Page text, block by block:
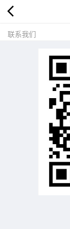
联系我们